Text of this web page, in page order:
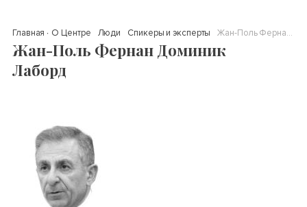
Главная О Центре Люди Спикеры и эксперты Жан-Поль Фернан Доминик Лаборд
Жан-Поль Фернан Доминик
Лаборд